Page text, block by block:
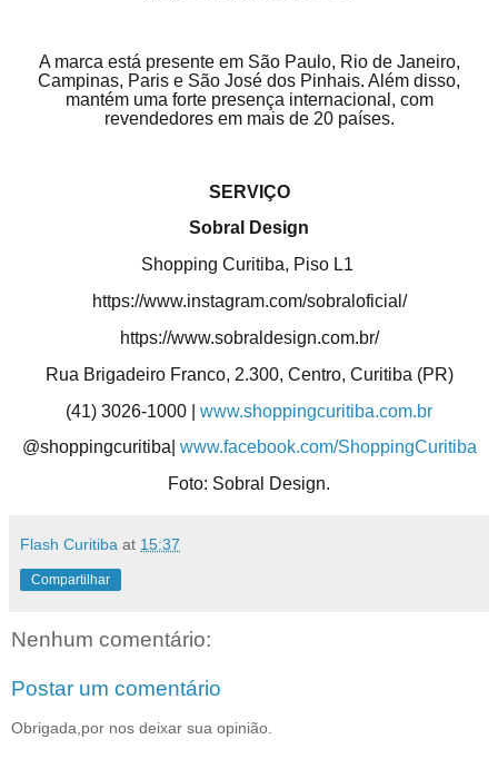
A marca está presente em São Paulo, Rio de Janeiro,
Campinas, Paris e São José dos Pinhais. Além disso,
mantém uma forte presença internacional, com
revendedores em mais de 20 países.
SERVIÇO
Sobral Design
Shopping Curitiba, Piso L1
https://www.instagram.com/sobraloficial/
https://www.sobraldesign.com.br/
Rua Brigadeiro Franco, 2.300, Centro, Curitiba (PR)
(41) 3026-1000 | www.shoppingcuritiba.com.br
@shoppingcuritiba| www.facebook.com/ShoppingCuritiba
Foto: Sobral Design.
Flash Curitiba at 15:37
Compartilhar
Nenhum comentário:
Postar um comentário
Obrigada,por nos deixar sua opinião.